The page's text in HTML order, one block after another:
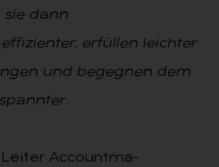
sie dann
erfüllen leichter
und begegnen dem
Leiter Accountma­